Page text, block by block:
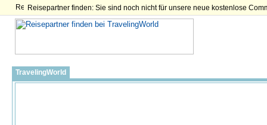
Reisepartner finden: Sie sind noch nicht für unsere neue kostenlose
TravelingWorld